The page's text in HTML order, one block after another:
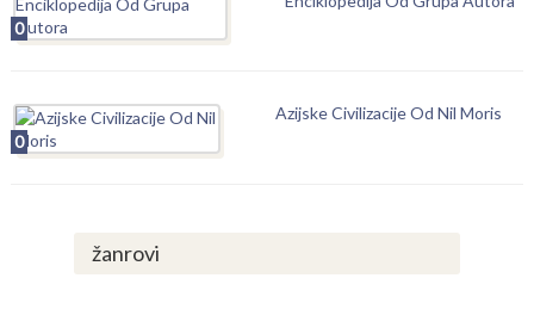
0
0
Azijske Civilizacije Od Nil Moris
žanrovi